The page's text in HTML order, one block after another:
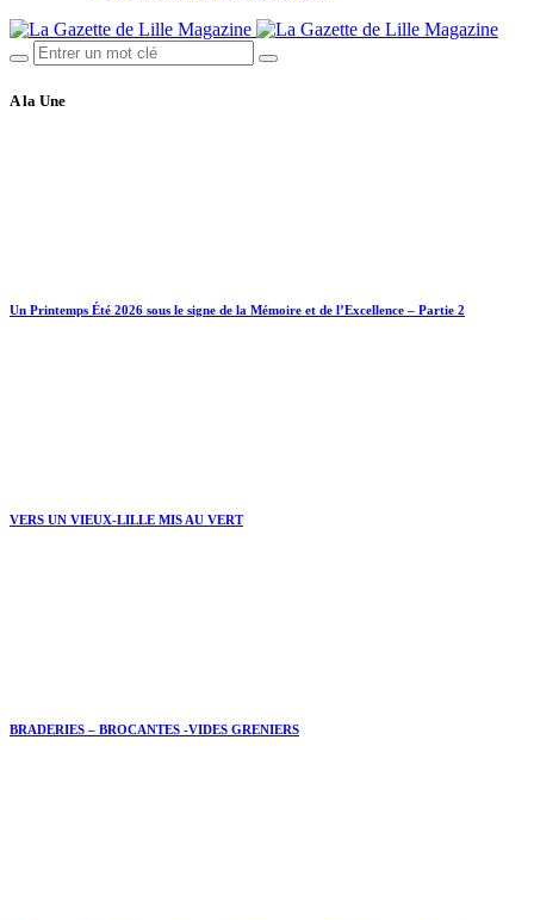
A la Une
Un Printemps Été 2026 sous le signe de la Mémoire et de l’Excellence – Partie 2
VERS UN VIEUX-LILLE MIS AU VERT
BRADERIES – BROCANTES -VIDES GRENIERS